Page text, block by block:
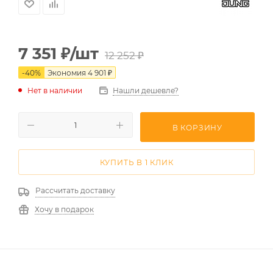
7 351 ₽/шт 12 252₽
-40% Экономия 4 901 ₽
Нет в наличии
Нашли дешевле?
В КОРЗИНУ
КУПИТЬ В 1 КЛИК
Рассчитать доставку
Хочу в подарок